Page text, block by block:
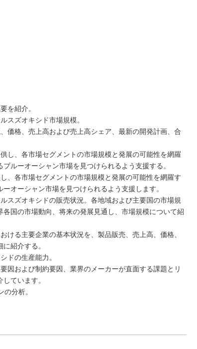
を紹介。
スズオキシド市場規模。
価格、売上高および売上高シェア、最新の開発計画、合
し、各市場セグメントの市場規模と発展の可能性を網羅
ルーオーシャン市場を見つけられるよう支援する。
、各市場セグメントの市場規模と発展の可能性を網羅す
オーシャン市場を見つけられるよう支援します。
スズオキシドの販売状況。各地域および主要国の市場規
国の市場動向、将来の発展見通し、市場規模について紹
ける主要企業の基本状況を、製品販売、売上高、価格、
紹介する。
ドの生産能力。
因および制約要因、業界のメーカーが直面する課題とリ
ています。
分析。